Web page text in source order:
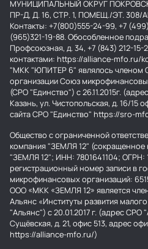
МУНИЦИПАЛЬНЫЙ ОКРУГ
ПР-Д, Д. 16, СТР. 1, ПОМЕЩ./ЭТ. 308/
Контакты: +7(800)555-24-99, +7
(965)321-19-88. Обособленное
Профсоюзная, д. 34, +7 (843) 212-15-
контактами: https://alliance-mfo.ru/
"МКК "ЮПИТЕР 6" являлось членом
организации Союз
(СРО "Единство") с 26.11.2015г.
Казань, ул. Чистопольская, д. 16/15
сайта СРО "Единство" https://sro-
Общество с ограниченной
компания "ЗЕМЛЯ 12"
"ЗЕМЛЯ 12"; ИНН: 7801641104; ОГРН:
регистрационный номер записи в
микрофинансовых организаций:
ООО «МКК «ЗЕМЛЯ 12» является
Альянс «Институты развития
"Альянс") с 20.01.2017 г. (адрес СРО
Сущёвская, д. 21, офис 513, адрес
https://alliance-mfo.ru/)